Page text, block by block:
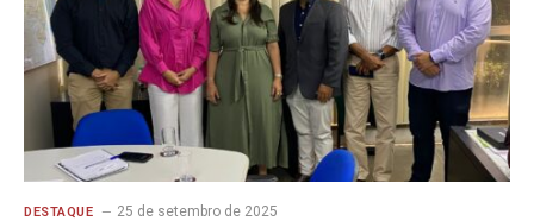
DESTAQUE 25 de setembro de 2025